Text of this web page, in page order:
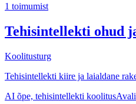
1 toimumist
Tehisintellekti ohud
Koolitusturg
Tehisintellekti kiire ja laialdane
AI õpe, tehisintellekti koolitus